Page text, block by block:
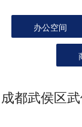
办公空间
成都武侯区